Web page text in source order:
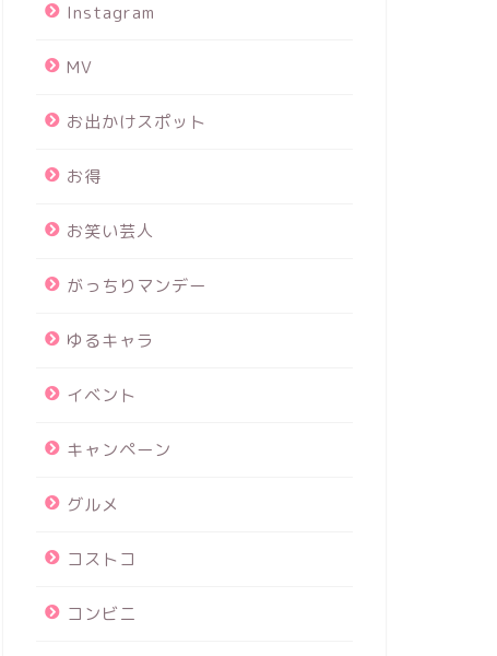
Instagram
MV
お出かけスポット
お得
お笑い芸人
がっちりマンデー
ゆるキャラ
イベント
キャンペーン
グルメ
コストコ
コンビニ